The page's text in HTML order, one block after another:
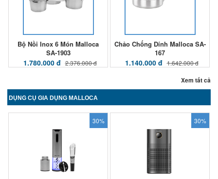
Bộ Nồi Inox 6 Món Malloca
SA-1903
1.780.000 đ 2.376.000 đ
Chảo Chống Dính Malloca SA-
167
1.140.000 đ 1.642.000 đ
Xem tất cả
DỤNG CỤ GIA DỤNG MALLOCA
30% 30%